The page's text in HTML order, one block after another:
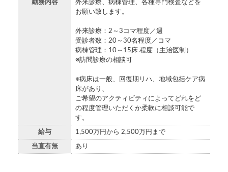
勤務内容
外来診療、病棟管理、各種専門検査などを
お願い致します。
外来診療：2～3コマ程度／週
受診者数：20～30名程度／コマ
病棟管理：10～15床 程度（主治医制）
※訪問診療の相談可
※病床は一般、回復期リハ、地域包括ケア病
床があり、
ご希望のアクティビティによってどれをど
の程度管理いただくか柔軟に相談可能で
す。
給与 1,500万円から 2,500万円まで
当直有無 あり